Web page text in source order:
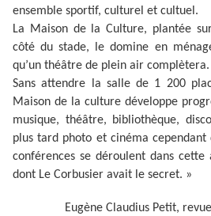
ensemble sportif, culturel et cultuel.
La Maison de la Culture, plantée
côté du stade, le domine en
qu’un théâtre de plein air complètera.
Sans attendre la salle de 1 200
Maison de la culture développe
musique, théâtre, bibliothèque,
plus tard photo et cinéma cependant
conférences se déroulent dans
dont Le Corbusier avait le secret. »
Eugène Claudius Petit, revue